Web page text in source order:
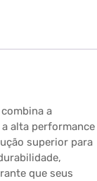
a
alta performance
superior para
que seus